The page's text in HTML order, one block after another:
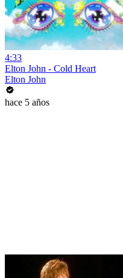
4:33
Elton John - Cold Heart
Elton John
hace 5 años